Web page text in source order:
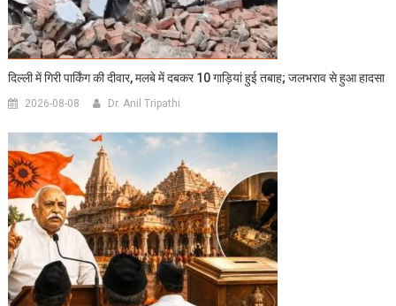
दिल्ली में गिरी पार्किंग की दीवार, मलबे में दबकर 10 गाड़ियां हुई तबाह; जलभराव से हुआ हादसा
2026-08-08 Dr. Anil Tripathi